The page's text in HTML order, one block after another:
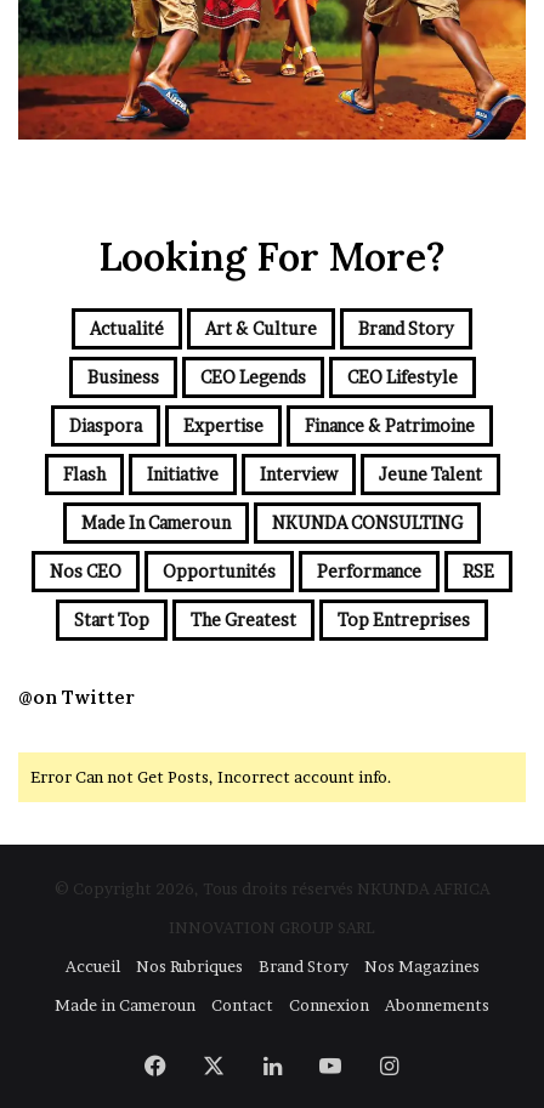
Looking For More?
Actualité Art & Culture Brand Story
Business CEO Legends CEO Lifestyle
Diaspora Expertise Finance & Patrimoine
Flash Initiative Interview Jeune Talent
Made In Cameroun NKUNDA CONSULTING
Nos CEO Opportunités Performance RSE
Start Top The Greatest Top Entreprises
@on Twitter
Error Can not Get Posts, Incorrect account info.
© Copyright 2026, Tous droits réservés NKUNDA AFRICA
INNOVATION GROUP SARL
Accueil
Nos Rubriques Brand Story
Nos Magazines
Made in Cameroun
Contact Connexion Abonnements
Facebook LinkedinYouTubeInstagram